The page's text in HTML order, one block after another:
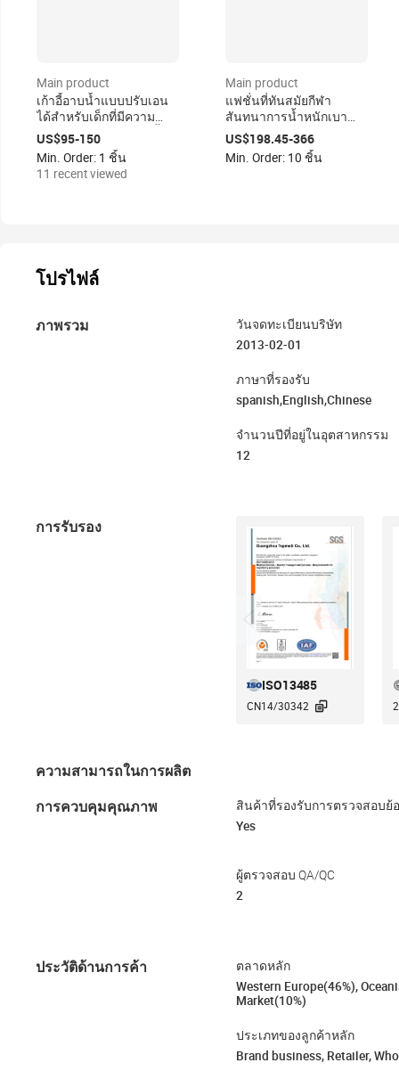
Main product
เก้าอี้อาบน้ำแบบปรับเอน
ได้สำหรับเด็กที่มีความ
ต้องการพิเศษ และเก้าอี้
อาบน้ำสำหรับการดูแลเด็ก
US$95-150
Min. Order: 1 ชิ้น
11 recent viewed
Main product
แฟชั่นที่ทันสมัยกีฬา
สันทนาการน้ำหนักเบา
เป็นพิเศษรถเข็นแข็ง
US$198.45-366
Min. Order: 10 ชิ้น
โปรไฟล์
ภาพรวม
วันจดทะเบียนบริษัท
2013-02-01
ภาษาที่รองรับ
spanish,English,Chinese
จำนวนปีที่อยู่ในอุตสาหกรรม
12
การรับรอง
ISO13485
CN14/30342 
ความสามารถในการผลิต
การควบคุมคุณภาพ
สินค้าที่รองรับการตรวจสอบย้
Yes
ผู้ตรวจสอบ QA/QC
2
ประวัติด้านการค้า
ตลาดหลัก
Western Europe(46%),
Market(10%)
ประเภทของลูกค้าหลัก
Brand business, Retailer,